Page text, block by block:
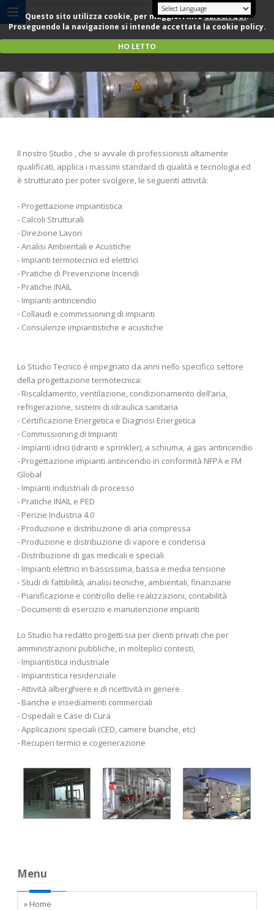
Questo sito utilizza cookie, per maggiori infoCLICCA QUI.
Proseguendo la navigazione si intende accettata la cookie policy.
HO LETTO
Attività
Il nostro Studio , che si avvale di professionisti altamente
qualificati, applica i massimi standard di qualità e tecnologia ed
è strutturato per poter svolgere, le seguenti attività:
- Progettazione impiantistica
- Calcoli Strutturali
- Direzione Lavori
- Analisi Ambientali e Acustiche
- Impianti termotecnici ed elettrici
- Pratiche di Prevenzione Incendi
- Pratiche INAIL
- Impianti antincendio
- Collaudi e commissioning di impianti
- Consulenze impiantistiche e acustiche
Lo Studio Tecnico é impegnato da anni nello specifico settore
della progettazione termotecnica:
- Riscaldamento, ventilazione, condizionamento dell’aria,
refrigerazione, sistemi di idraulica sanitaria
- Certificazione Energetica e Diagnosi Energetica
- Commissioning di Impianti
- Impianti idrici (idranti e sprinkler), a schiuma, a gas antincendio
- Progettazione impianti antincendio in conformità NFPA e FM
Global
- Impianti industriali di processo
- Pratiche INAIL e PED
- Perizie Industria 4.0
- Produzione e distribuzione di aria compressa
- Produzione e distribuzione di vapore e condensa
- Distribuzione di gas medicali e speciali
- Impianti elettrici in bassissima, bassa e media tensione
- Studi di fattibilità, analisi tecniche, ambientali, finanziarie
- Pianificazione e controllo delle realizzazioni, contabilità
- Documenti di esercizio e manutenzione impianti
Lo Studio ha redatto progetti sia per clienti privati che per
amministrazioni pubbliche, in molteplici contesti,
- Impiantistica industriale
- Impiantistica residenziale
- Attività alberghiere e di ricettività in genere
- Banche e insediamenti commerciali
- Ospedali e Case di Cura
- Applicazioni speciali (CED, camere bianche, etc)
- Recuperi termici e cogenerazione
Menu
» Home